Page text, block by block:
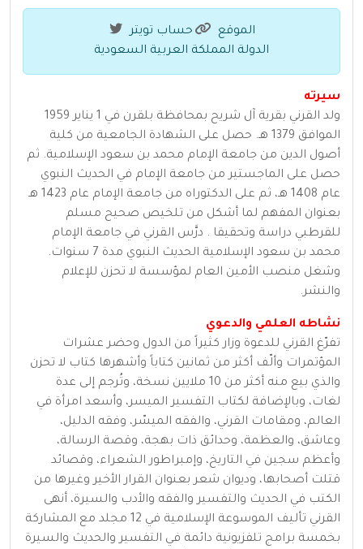
الموقع
حساب تويتر
الدولة المملكة العربية السعودية
سيرته
ولد القرني بقرية آل شريح بمحافظة بلقرن في 1 يناير 1959
الموافق 1379 هـ. حصل على الشهادة الجامعية من كلية
أصول الدين من جامعة الإمام محمد بن سعود الإسلامية. ثم
حصل على الماجستير من جامعة الإمام في الحديث النبوي
عام 1408 هـ، ثم على الدكتوراه من جامعة الإمام عام 1423 هـ
بعنوان المفهم لما أشكل من تلخيص صحيح مسلم
للقرطبي دراسة وتحقيقا . درَّس القرني في جامعة الإمام
محمد بن سعود الإسلامية الحديث النبوي مدة 7 سنوات.
وشغل منصب الأمين العام لمؤسسة لا تحزن للإعلام
والنشر.
نشاطه العلمي والدعوي
تفرّغ القرني للدعوة وزار كثيراً من الدول وحضر عشرات
المؤتمرات وألّف أكثر من ثمانين كتاباً وأشهرها كتاب لا تحزن
والذي بيع منه أكثر من 10 ملايين نسخة، وتُرجم إلى عدة
لغات، وبالإضافة لكتاب التفسير الميسر، وأسعد امرأة في
العالم، ومقامات القرني، والفقه الميسّر، وفقه الدليل،
وعاشق، والعظمة، وحدائق ذات بهجة، وقصة الرسالة،
وأعظم سجين في التاريخ، وإمبراطور الشعراء، وقصائد
قتلت أصحابها، وديوان شعر بعنوان القرار الأخير وغيرها من
الكتب في الحديث والتفسير والفقه والأدب والسيرة، أنهى
القرني تأليف الموسوعة الإسلامية في 12 مجلد مع المشاركة
بخمسة برامج تلفزيونية دائمة في التفسير والحديث والسيرة